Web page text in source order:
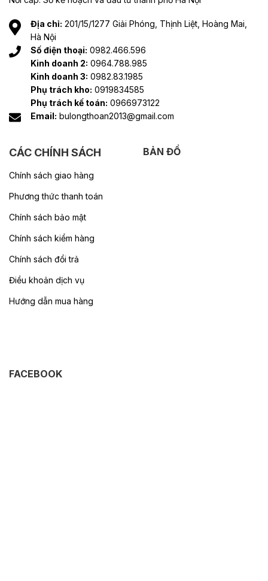
Địa chỉ: 201/15/1277 Giải Phóng, Thịnh Liệt, Hoàng Mai,
Hà Nội
Số điện thoại: 0982.466.596
Kinh doanh 2: 0964.788.985
Kinh doanh 3: 0982.83.1985
Phụ trách kho: 0919834585
Phụ trách kế toán: 0966973122
Email: bulongthoan2013@gmail.com
CÁC CHÍNH SÁCH
Chính sách giao hàng
Phương thức thanh toán
Chính sách bảo mật
Chính sách kiểm hàng
Chính sách đổi trả
Điều khoản dịch vụ
Hướng dẫn mua hàng
BẢN ĐỒ
FACEBOOK